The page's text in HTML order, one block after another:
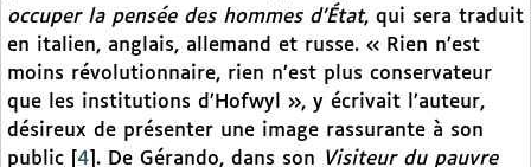
occuper la pensée des hommes d’État, qui sera traduit
en italien, anglais, allemand et russe. « Rien n’est
moins révolutionnaire, rien n’est plus conservateur
que les institutions d’Hofwyl », y écrivait l’auteur,
désireux de présenter une image rassurante à son
public
4 . De Gérando, dans son Visiteur du pauvre